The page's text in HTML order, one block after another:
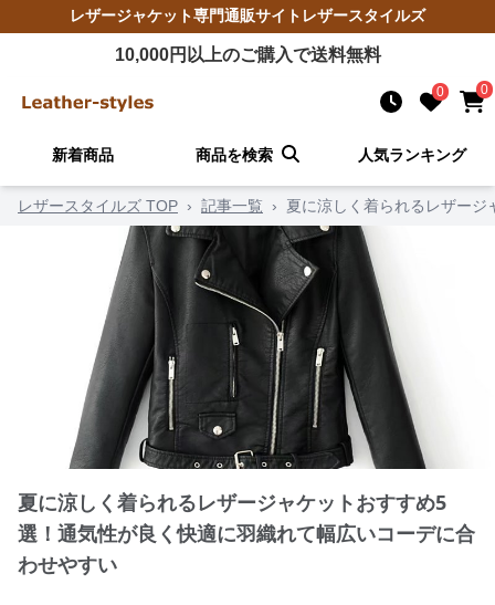
レザージャケット専門通販サイト レザースタイルズ
10,000円以上のご購入で送料無料
0 0
新着商品 商品を検索 人気ランキング
レザースタイルズ TOP › 記事一覧 › 夏に涼しく着られるレザー
夏に涼しく着られるレザージャケットおすすめ5
選！通気性が良く快適に羽織れて幅広いコーデに合
わせやすい